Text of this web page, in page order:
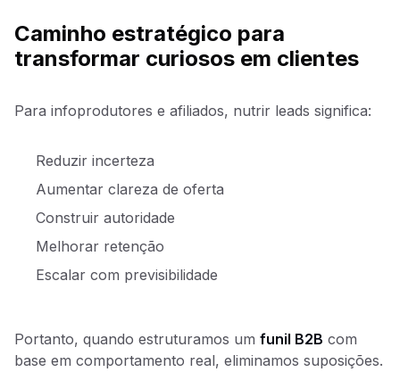
Caminho estratégico para
transformar curiosos em clientes
Para infoprodutores e afiliados, nutrir leads significa:
Reduzir incerteza
Aumentar clareza de oferta
Construir autoridade
Melhorar retenção
Escalar com previsibilidade
Portanto, quando estruturamos um funil B2B com
base em comportamento real, eliminamos suposições.